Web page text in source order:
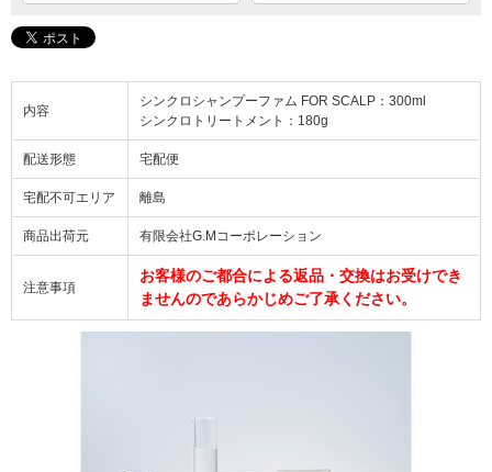
内容
シンクロシャンプーファム FOR SCALP：300ml
シンクロトリートメント：180g
配送形態 宅配便
宅配不可エリア 離島
商品出荷元 有限会社G.Mコーポレーション
注意事項
お客様のご都合による返品・交換はお受けでき
ませんのであらかじめご了承ください。